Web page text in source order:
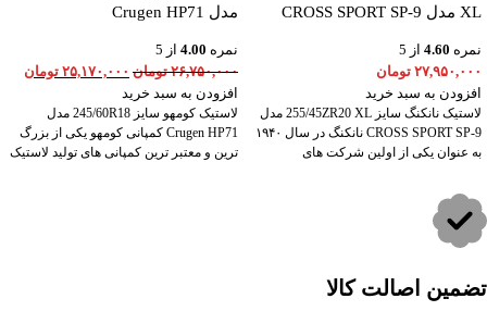
XL مدل CROSS SPORT SP-9
نمره 4.60 از 5
۲۷,۹۵۰,۰۰۰ تومان
افزودن به سبد خرید
لاستیک نانکنگ سایز 255/45ZR20 XL مدل
CROSS SPORT SP-9 نانکنگ در سال ۱۹۴۰
به عنوان یکی از اولین شرکت های
مدل Crugen HP71
نمره 4.00 از 5
۲۶,۷۵۰,۰۰۰ تومان ۲۵,۱۷۰,۰۰۰ تومان
افزودن به سبد خرید
لاستیک کومهو سایز 245/60R18 مدل
Crugen HP71 کمپانی کومهو یکی از بزرگ
ترین و معتبر ترین کمپانی های تولید لاستیک
تضمین اصالت کالا